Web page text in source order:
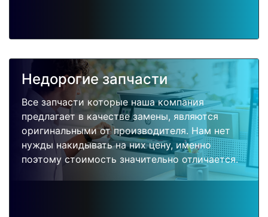
Недорогие запчасти
Все запчасти которые наша компания
предлагает в качестве замены, являются
оригинальными от производителя. Нам нет
нужды накидывать на них цену, именно
поэтому стоимость значительно отличается.